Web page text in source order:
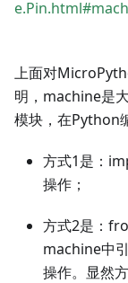
上面对
明，machine是
模块，在Python
方式1是：
操作；
方式2是：
machine中
操作。显然